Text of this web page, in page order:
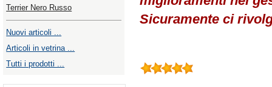
Terrier Nero Russo
Nuovi articoli ...
Articoli in vetrina ...
Tutti i prodotti ...
Sicuramente ci